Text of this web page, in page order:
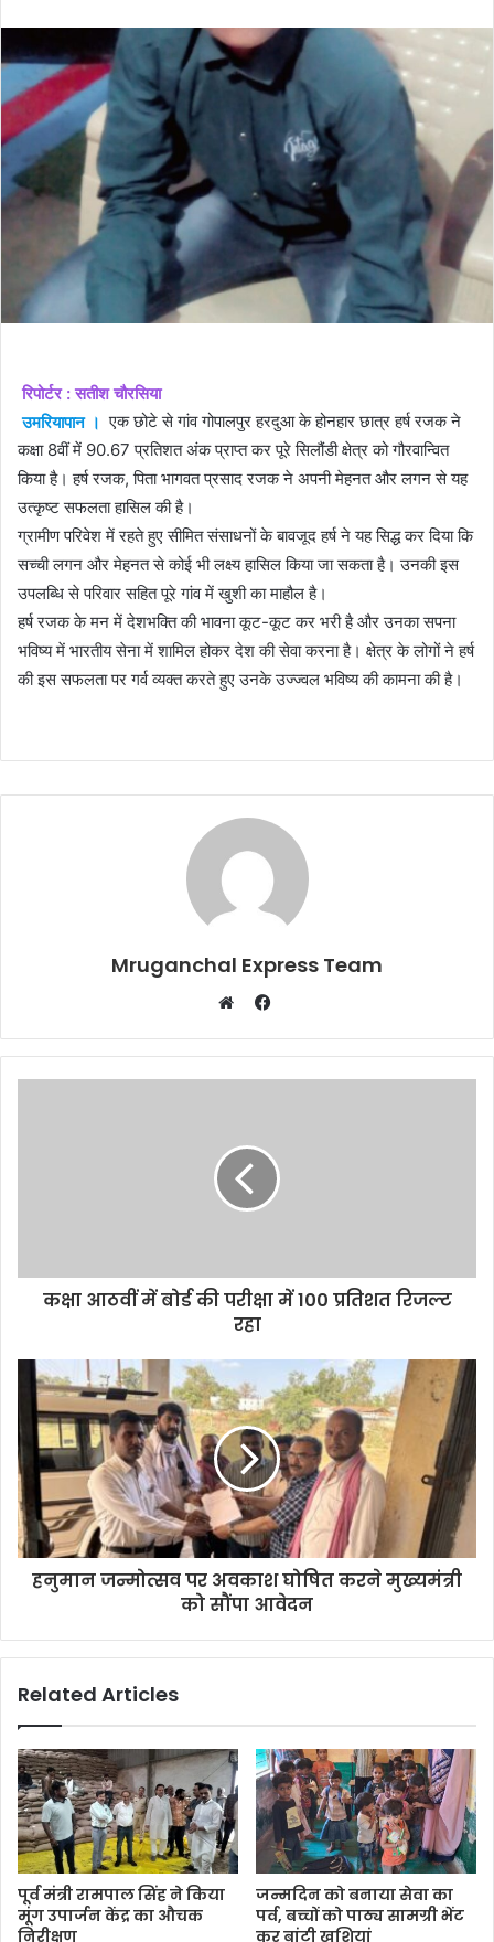
रिपोर्टर : सतीश चौरसिया
उमरियापान । एक छोटे से गांव गोपालपुर हरदुआ के होनहार छात्र हर्ष रजक ने
कक्षा 8वीं में 90.67 प्रतिशत अंक प्राप्त कर पूरे सिलौंडी क्षेत्र को गौरवान्वित
किया है। हर्ष रजक, पिता भागवत प्रसाद रजक ने अपनी मेहनत और लगन से यह
उत्कृष्ट सफलता हासिल की है।
ग्रामीण परिवेश में रहते हुए सीमित संसाधनों के बावजूद हर्ष ने यह सिद्ध कर दिया कि
सच्ची लगन और मेहनत से कोई भी लक्ष्य हासिल किया जा सकता है। उनकी इस
उपलब्धि से परिवार सहित पूरे गांव में खुशी का माहौल है।
हर्ष रजक के मन में देशभक्ति की भावना कूट-कूट कर भरी है और उनका सपना
भविष्य में भारतीय सेना में शामिल होकर देश की सेवा करना है। क्षेत्र के लोगों ने हर्ष
की इस सफलता पर गर्व व्यक्त करते हुए उनके उज्ज्वल भविष्य की कामना की है।
Mruganchal Express Team
Facebook
कक्षा आठवीं में बोर्ड की परीक्षा में 100 प्रतिशत रिजल्ट
रहा
हनुमान जन्मोत्सव पर अवकाश घोषित करने मुख्यमंत्री
को सौंपा आवेदन
Related Articles
पूर्व मंत्री रामपाल सिंह ने किया
मूंग उपार्जन केंद्र का औचक
निरीक्षण
जन्मदिन को बनाया सेवा का
पर्व, बच्चों को पाठ्य सामग्री भेंट
कर बांटी खुशियां